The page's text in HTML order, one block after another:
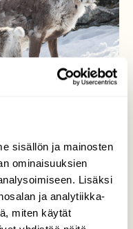
sisällön ja mainosten
ominaisuuksien
Lisäksi
ja analytiikka-
miten käytät